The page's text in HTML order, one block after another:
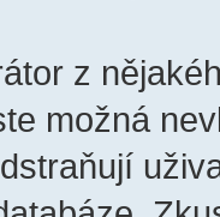
z
možná